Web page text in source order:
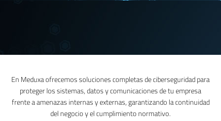
En Meduxa ofrecemos soluciones completas de ciberseguridad para
proteger los sistemas, datos y comunicaciones de tu empresa
frente a amenazas internas y externas, garantizando la continuidad
del negocio y el cumplimiento normativo.